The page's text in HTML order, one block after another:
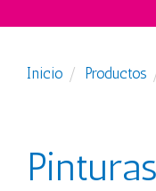
Inicio Productos
Pinturas